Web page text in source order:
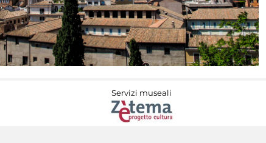
Servizi museali